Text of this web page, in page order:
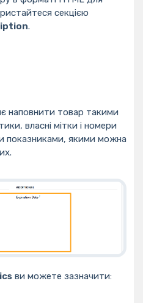
секцією
.
наповнити товар такими
власні мітки і номери
показниками, якими можна
ви можете зазначити: